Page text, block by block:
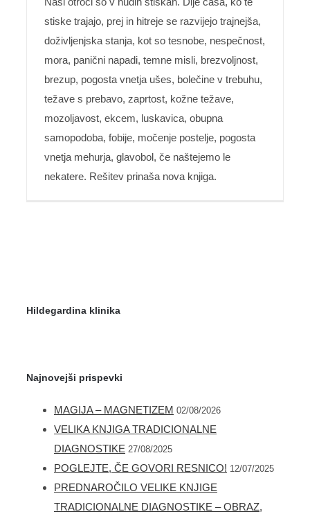
stiske trajajo, prej in hitreje se razvijejo trajnejša,
doživljenjska stanja, kot so tesnobe, nespečnost,
mora, panični napadi, temne misli, brezvoljnost,
brezup, pogosta vnetja ušes, bolečine v trebuhu,
težave s prebavo, zaprtost, kožne težave,
mozoljavost, ekcem, luskavica, obupna
samopodoba, fobije, močenje postelje, pogosta
vnetja mehurja, glavobol, če naštejemo le
nekatere. Rešitev prinaša nova knjiga.
Hildegardina klinika
Najnovejši prispevki
MAGIJA – MAGNETIZEM 02/08/2026
VELIKA KNJIGA TRADICIONALNE
DIAGNOSTIKE 27/08/2025
POGLEJTE, ČE GOVORI RESNICO! 12/07/2025
PREDNAROČILO VELIKE KNJIGE
TRADICIONALNE DIAGNOSTIKE – OBRAZ,